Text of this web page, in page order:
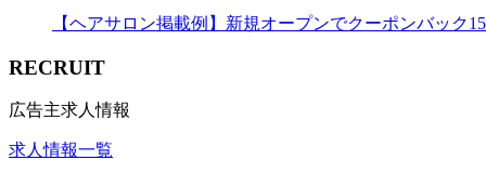
【ヘアサロン掲載例】新規オープンでクーポンバック
RECRUIT
広告主求人情報
求人情報一覧